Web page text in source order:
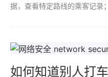
据，查看特定路线的乘客记录
如何知道别人打